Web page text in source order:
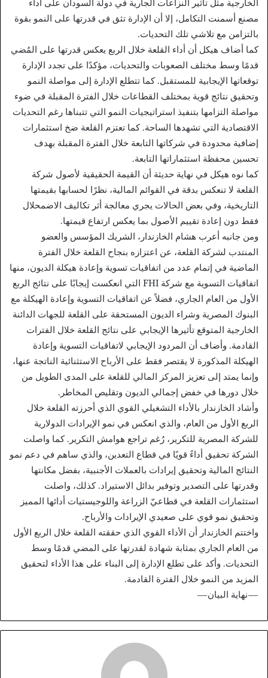
الخارجية مثل تأثير النزاعات الجارية في دولة السودان على أداء
مصنع أسمنت التكامل، إلا أن الإدارة تثق في قدرتها على النمو بقوة
بالتزامن مع تلاشي تلك التحديات.
كما أضاف هيكل أن أداء القلعة خلال الربع يعكس قدرتها على المُضي
قدمًا وسط مختلف الصعوبات والتحديات، مؤكدًا على تجدد الإدارة
توقعاتها الإيجابية للمستقبل. كما تتطلع الإدارة إلى مواصلة النمو
وتحقيق نتائج قوية بمختلف القطاعات خلال الفترة المقبلة في ضوء
مواصلة التزامها بتنفيذ استراتيجيات النمو التي تتبناها رغم التحديات
الاقتصادية التي تشهدها الساحة. كما تعتزم القلعة ضخ استثمارات
إضافية محدودة في شركاتها التابعة خلال الفترة المقبلة بهدف
تحسين محفظة استثماراتها التابعة.
كما نوه هيكل في نهاية حديثة أن القيمة الحقيقية لأصول شركة
القلعة لا تنعكس بدقة في القوائم المالية، نظرًا لحسابها بقيمتها
التاريخية، وفي بعض الحالات يجري معالجة أثر تكاليف الاضمحلال
فقط دون إعادة تقييم الأصول بما يعكس ارتفاع قيمتها.
ومن جانبه أعرب هشام الخازندار، الشريك المؤسس والعضو
المنتدب لشركة القلعة، عن اعتزازه بنجاح القلعة خلال الفترة
الماضية في إتمام عدد من اتفاقيات تسوية وإعادة هيكلة الديون، منها
اتفاقيات التسوية مع شركة FHI التي انعكست إيجابًا على نتائج الربع
الأول من العام الجاري، فضلاً عن اتفاقيات التسوية وإعادة الهيكلة مع
البنوك المصرية وشراء الديون المستحقة على القلعة للجهات الدائنة
الخارجية المتوقع تأثيرها الإيجابي على نتائج القلعة خلال الفترات
القادمة. وأضاف أن المردود الإيجابي لاتفاقيات التسوية وإعادة
الهيكلة المذكورة لا يقتصر فقط على الأرباح الاستثنائية الناتجة عنها،
وإنما يمتد إلى تعزيز المركز المالي للقلعة على المدى الطويل من
خلال دورها في خفض إجمالي الديون وتقليص المخاطر.
وأشاد الخازندار بالأداء التشغيلي القوي الذي أحرزته القلعة خلال
الربع الأول من العام، والذي انعكس في نمو الإيرادات الدولارية
للشركة المصرية للتكرير، رُغم تراجع هوامش التكرير. كما واصلت
الشركة تحقيق أداءً قويًا في قطاع التعدين، والذي ساهم في دعم نمو
النتائج المالية وتحقيق إيرادات بالعملات الأجنبية، بفضل مكانتها
وقدرتها على التصدير وتوفير بدائل الاستيراد. كذلك، واصلت
استثمارات القلعة في قطاعيّ الزراعة واللوجيستيات أدائها المميز
وتحقيق نمو قوي على صعيدي الإيرادات والأرباح.
واختتم الخازندار أن الأداء القوي الذي حققته القلعة خلال الربع الأول
من العام الجاري بمثابة شهادة لقدرتها على المضي قدمًا وسط
التحديات. وأكد على تطلع الإدارة إلى البناء على هذا الأداء لتحقيق
المزيد من النمو خلال الفترة القادمة.
—نهاية البيان—